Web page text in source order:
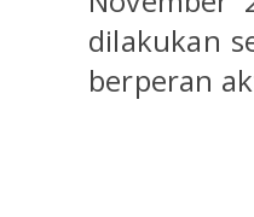
dilakukan
berperan